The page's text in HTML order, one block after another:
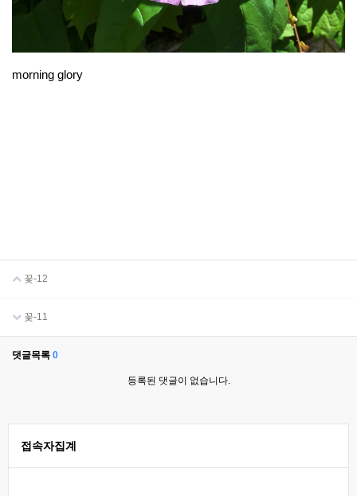
morning glory
꽃-12
꽃-11
댓글목록 0
등록된 댓글이 없습니다.
접속자집계